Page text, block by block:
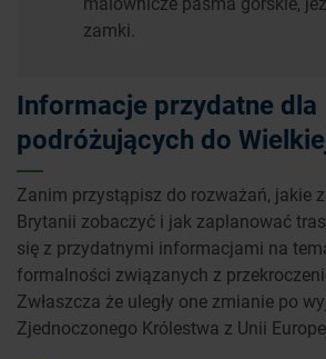
zamki.
Informacje przydatne dla
podróżujących do
Zanim przystąpisz do rozważań, jakie
Brytanii zobaczyć i jak zaplanować
się z przydatnymi informacjami na
formalności związanych z
Zwłaszcza że uległy one zmianie po
Zjednoczonego Królestwa z Unii